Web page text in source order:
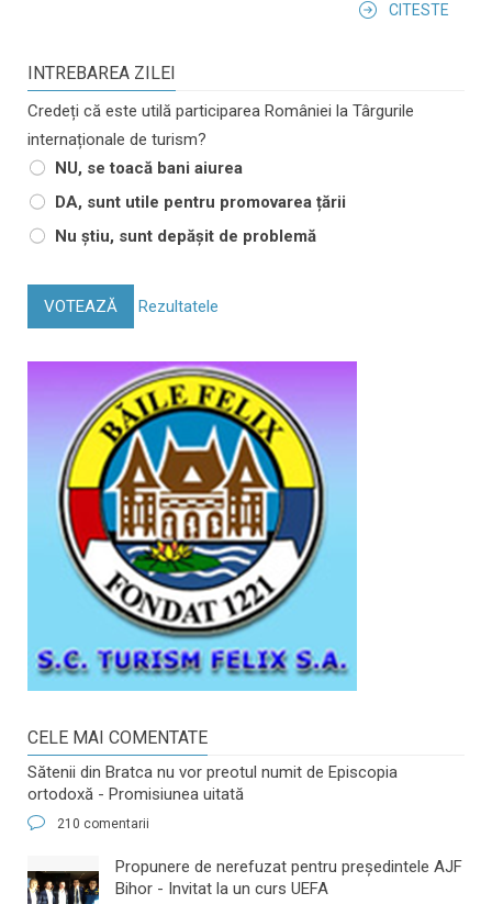
CITESTE
INTREBAREA ZILEI
Credeți că este utilă participarea României la Târgurile
internaționale de turism?
NU, se toacă bani aiurea
DA, sunt utile pentru promovarea țării
Nu știu, sunt depășit de problemă
VOTEAZĂ Rezultatele
CELE MAI COMENTATE
Sătenii din Bratca nu vor preotul numit de Episcopia
ortodoxă - Promisiunea uitată
210 comentarii
​Propunere de nerefuzat pentru preşedintele AJF
Bihor - Invitat la un curs UEFA